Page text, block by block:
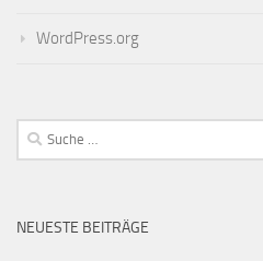
WordPress.org
Suche
nach:
NEUESTE BEITRÄGE